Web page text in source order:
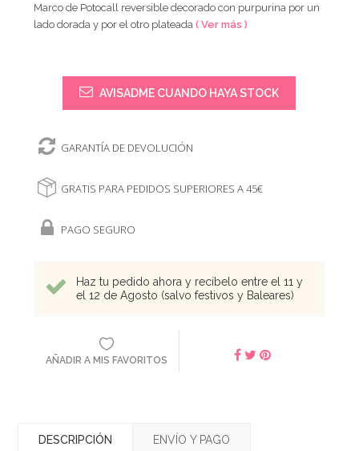
Marco de Potocall reversible decorado con purpurina por un
lado dorada y por el otro plateada( Ver más )
AVISADME CUANDO HAYA STOCK
GARANTÍA DE DEVOLUCIÓN
GRATIS PARA PEDIDOS SUPERIORES A 45€
PAGO SEGURO
Haz tu pedido ahora y recíbelo entre el 11 y
el 12 de Agosto (salvo festivos y Baleares)
AÑADIR A MIS FAVORITOS
DESCRIPCIÓN ENVÍO Y PAGO